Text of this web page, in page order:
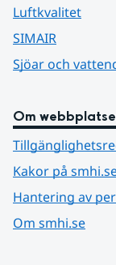
Luftkvalitet
SIMAIR
Sjöar och
Om
Kakor på
Hantering av
Om smhi.se